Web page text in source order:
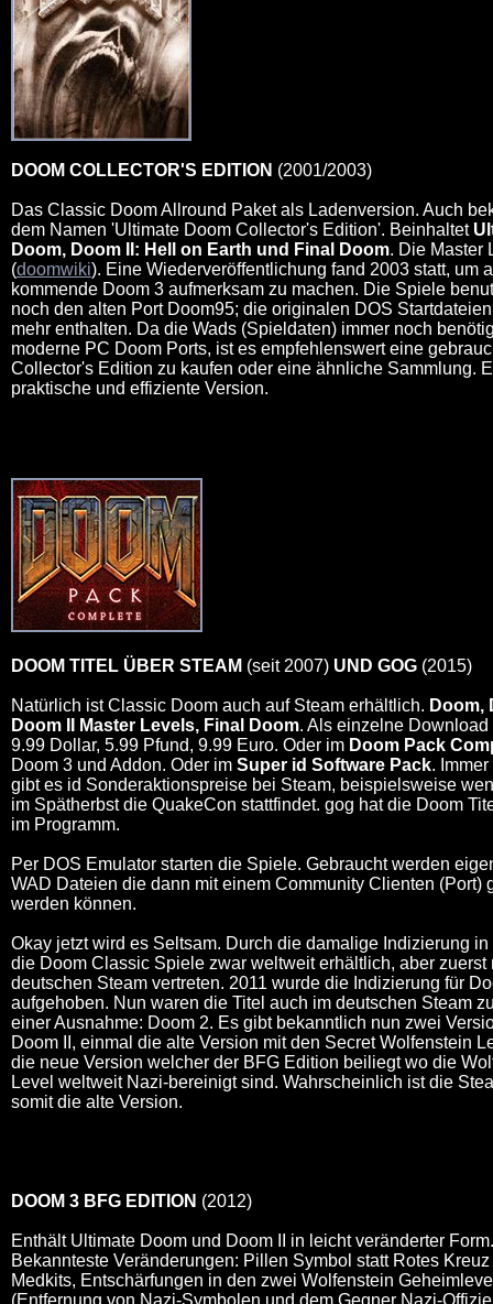
DOOM COLLECTOR'S EDITION (2001/2003)
Das Classic Doom Allround Paket als Ladenversion. Auch
dem Namen 'Ultimate Doom Collector's Edition'. Beinhaltet
Doom, Doom II: Hell on Earth und Final Doom. Die Master
(doomwiki). Eine Wiederveröffentlichung fand 2003 statt, um
kommende Doom 3 aufmerksam zu machen. Die Spiele
noch den alten Port Doom95; die originalen DOS
mehr enthalten. Da die Wads (Spieldaten) immer noch
moderne PC Doom Ports, ist es empfehlenswert eine
Collector's Edition zu kaufen oder eine ähnliche Sammlung.
praktische und effiziente Version.
DOOM TITEL ÜBER STEAM (seit 2007) UND GOG (2015)
Natürlich ist Classic Doom auch auf Steam erhältlich. Doom,
Doom II Master Levels, Final Doom. Als einzelne
9.99 Dollar, 5.99 Pfund, 9.99 Euro. Oder im Doom Pack
Doom 3 und Addon. Oder im Super id Software Pack.
gibt es id Sonderaktionspreise bei Steam, beispielsweise
im Spätherbst die QuakeCon stattfindet. gog hat die Doom
im Programm.
Per DOS Emulator starten die Spiele. Gebraucht werden
WAD Dateien die dann mit einem Community Clienten (Port)
werden können.
Okay jetzt wird es Seltsam. Durch die damalige Indizierung in
die Doom Classic Spiele zwar weltweit erhältlich, aber zuerst
deutschen Steam vertreten. 2011 wurde die Indizierung für
aufgehoben. Nun waren die Titel auch im deutschen Steam
einer Ausnahme: Doom 2. Es gibt bekanntlich nun zwei
Doom II, einmal die alte Version mit den Secret Wolfenstein
die neue Version welcher der BFG Edition beiliegt wo die
Level weltweit Nazi-bereinigt sind. Wahrscheinlich ist die
somit die alte Version.
DOOM 3 BFG EDITION (2012)
Enthält Ultimate Doom und Doom II in leicht veränderter Form.
Bekannteste Veränderungen: Pillen Symbol statt Rotes
Medkits, Entschärfungen in den zwei Wolfenstein
(Entfernung von Nazi-Symbolen und dem Gegner Nazi-